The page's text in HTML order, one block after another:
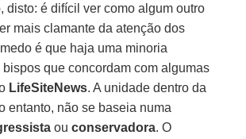
disto: é difícil ver como algum outro
mais clamante da atenção dos
é que haja uma minoria
que concordam com algumas
LifeSiteNews. A unidade dentro da
entanto, não se baseia numa
ouconservadora. O